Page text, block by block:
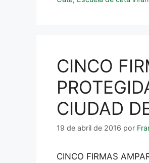
CINCO
CIUDAD
19 de abril de 2016 por
CINCO FIRMAS